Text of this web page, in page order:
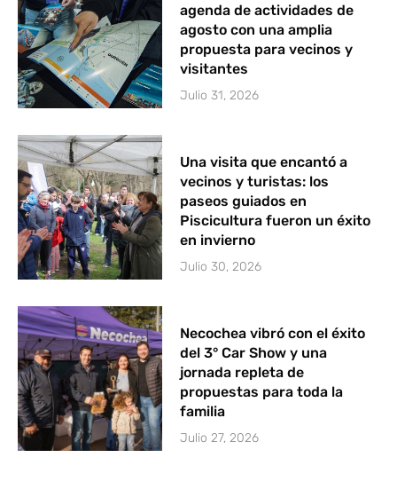
agenda de actividades de
agosto con una amplia
propuesta para vecinos y
visitantes
Julio 31, 2026
Una visita que encantó a
vecinos y turistas: los
paseos guiados en
Piscicultura fueron un éxito
en invierno
Julio 30, 2026
Necochea vibró con el éxito
del 3° Car Show y una
jornada repleta de
propuestas para toda la
familia
Julio 27, 2026